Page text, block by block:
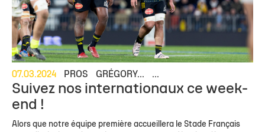
07.03.2024 PROS GRÉGORY... ...
Suivez nos internationaux ce week-
end !
Alors que notre équipe première accueillera le Stade Français